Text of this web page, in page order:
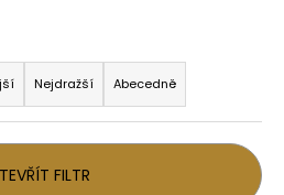
Nejdražší Abecedně
FILTR